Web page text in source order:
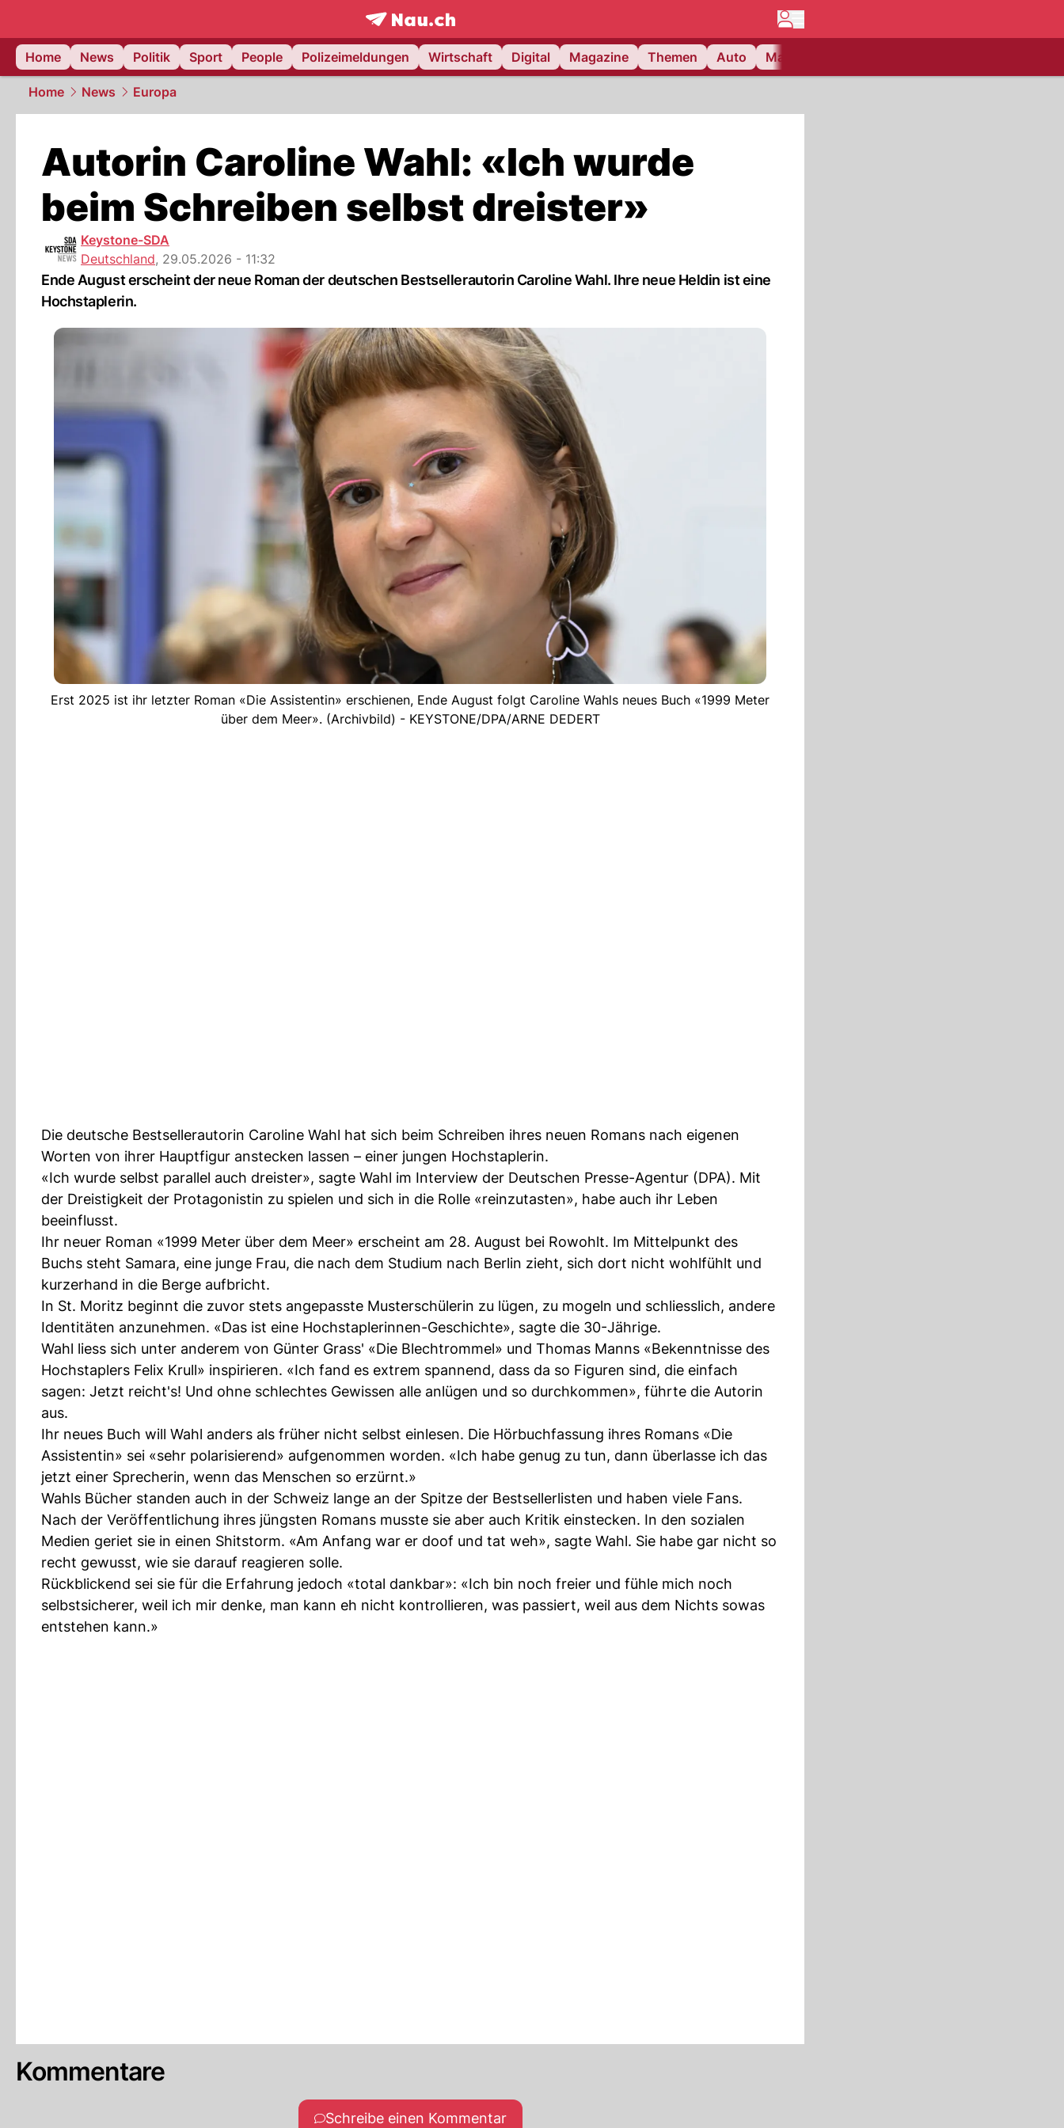
frontpage.NAU.ch
Home
News Politik Sport People Polizeimeldungen Wirtschaft Digital Magazine Themen Auto Matchcenter
Home News Europa
Autorin Caroline Wahl: «Ich wurde
beim Schreiben selbst dreister»
Keystone-SDA
Deutschland, 29.05.2026 - 11:32
Ende August erscheint der neue Roman der deutschen Bestsellerautorin Caroline Wahl. Ihre neue Heldin ist eine
Hochstaplerin.
Erst 2025 ist ihr letzter Roman «Die Assistentin» erschienen, Ende August folgt Caroline Wahls neues Buch «1999 Meter
über dem Meer». (Archivbild) - KEYSTONE/DPA/ARNE DEDERT
Die deutsche Bestsellerautorin Caroline Wahl hat sich beim Schreiben ihres neuen Romans nach eigenen
Worten von ihrer Hauptfigur anstecken lassen – einer jungen Hochstaplerin.
«Ich wurde selbst parallel auch dreister», sagte Wahl im Interview der Deutschen Presse-Agentur (DPA). Mit
der Dreistigkeit der Protagonistin zu spielen und sich in die Rolle «reinzutasten», habe auch ihr Leben
beeinflusst.
Ihr neuer Roman «1999 Meter über dem Meer» erscheint am 28. August bei Rowohlt. Im Mittelpunkt des
Buchs steht Samara, eine junge Frau, die nach dem Studium nach Berlin zieht, sich dort nicht wohlfühlt und
kurzerhand in die Berge aufbricht.
In St. Moritz beginnt die zuvor stets angepasste Musterschülerin zu lügen, zu mogeln und schliesslich, andere
Identitäten anzunehmen. «Das ist eine Hochstaplerinnen-Geschichte», sagte die 30-Jährige.
Wahl liess sich unter anderem von Günter Grass' «Die Blechtrommel» und Thomas Manns «Bekenntnisse des
Hochstaplers Felix Krull» inspirieren. «Ich fand es extrem spannend, dass da so Figuren sind, die einfach
sagen: Jetzt reicht's! Und ohne schlechtes Gewissen alle anlügen und so durchkommen», führte die Autorin
aus.
Ihr neues Buch will Wahl anders als früher nicht selbst einlesen. Die Hörbuchfassung ihres Romans «Die
Assistentin» sei «sehr polarisierend» aufgenommen worden. «Ich habe genug zu tun, dann überlasse ich das
jetzt einer Sprecherin, wenn das Menschen so erzürnt.»
Wahls Bücher standen auch in der Schweiz lange an der Spitze der Bestsellerlisten und haben viele Fans.
Nach der Veröffentlichung ihres jüngsten Romans musste sie aber auch Kritik einstecken. In den sozialen
Medien geriet sie in einen Shitstorm. «Am Anfang war er doof und tat weh», sagte Wahl. Sie habe gar nicht so
recht gewusst, wie sie darauf reagieren solle.
Rückblickend sei sie für die Erfahrung jedoch «total dankbar»: «Ich bin noch freier und fühle mich noch
selbstsicherer, weil ich mir denke, man kann eh nicht kontrollieren, was passiert, weil aus dem Nichts sowas
entstehen kann.»
Kommentare
Schreibe einen Kommentar